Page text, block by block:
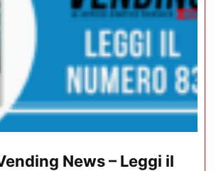
News – Leggi il